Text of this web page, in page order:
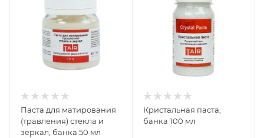
Паста для матирования
(травления) стекла и
зеркал, банка 50 мл
Кристальная паста,
банка 100 мл